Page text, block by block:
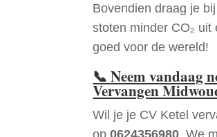
Bovendien draag je
stoten minder CO₂
goed voor de wereld!
📞Neem vandaag
Vervangen
Wil je je CV Ketel
op0624356980. We